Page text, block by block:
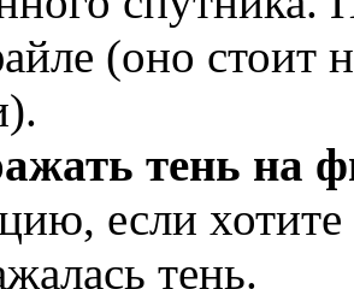
(оно стоит
тень на
если
тень.